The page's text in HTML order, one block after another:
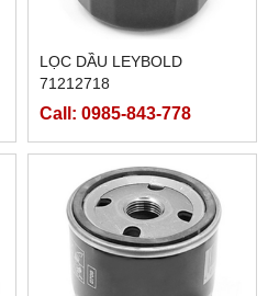
LỌC DẦU LEYBOLD
71212718
Call: 0985-843-778